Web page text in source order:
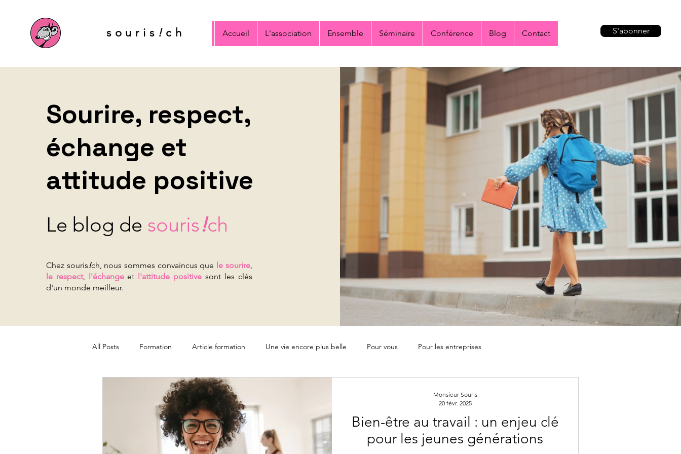
souris ! ch Accueil L'association Ensemble Séminaire Conférence Blog Contact S'abonner
Sourire, respect,
échange et
attitude positive
Le blog de souris!ch
Chez souris!ch, nous sommes convaincus que le sourire,
le respect, l'échangeet l'attitude positive sont les clés
d'un monde meilleur.
All Posts Formation Article formation Une vie encore plus belle Pour vous Pour les entreprises
Pour les organisations Pour les écoles
Bien-être au travail : un enjeu clé
pour les jeunes générations
Monsieur Souris
20 févr. 2025